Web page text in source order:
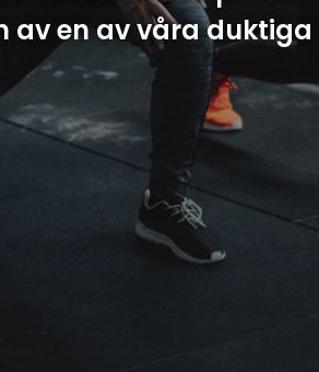
av en av våra duktiga